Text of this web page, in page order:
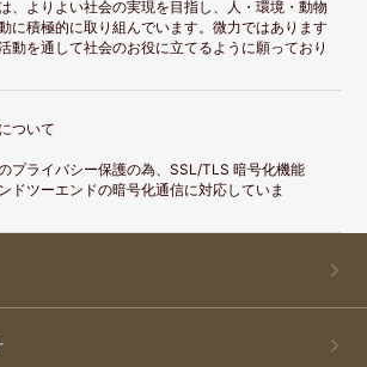
、よりよい社会の実現を目指し、人・環境・動物
に積極的に取り組んでいます。微力ではあります
動を通して社会のお役に立てるように願っており
ついて
プライバシー保護の為、SSL/TLS 暗号化機能
ドツーエンドの暗号化通信に対応していま